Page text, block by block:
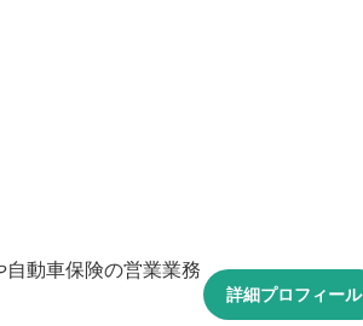
動車保険の営業業務
詳細プロフィール